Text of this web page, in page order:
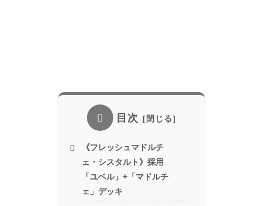
目次
《フレッシュマドルチ
ェ・シスタルト》採用
「ユベル」+「マドルチ
ェ」デッキ